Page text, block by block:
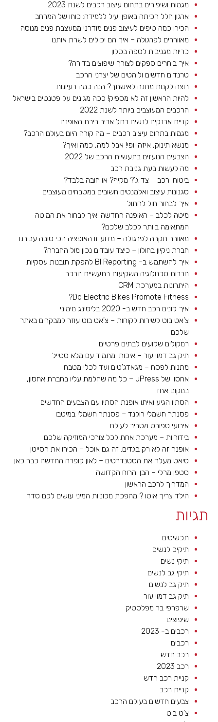
מגמות ושיפורים בתחום עיצוב רכבים לשנת 2023
ארגון חלל הכיתה באופן יעיל ללמידה: כוחו של המרחב
הכירו כמה טיפים לעיצוב פנים מודרני ממעצבת פנים מנוסה
מאווררים לפרגולה – איך הם יכולים לשרת אותנו
כריות מגניבות לספה בסלון
איך בוחרים ספקים לצורך שיפוצים בדירה?
טרנדים חדשים ולוהטים של יצרני הרכב
רוצה לקנות מתנה לאישתך? הנה כמה רעיונות
להיות הראשון זה לא מספיק! ככה מגינים על פטנטים בישראל
הרכבים המעוצבים ביותר לשנת 2022
קניית ארנקים לנשים בתל אביב בירת האופנה
מגמות בתחום עיצוב רכבים – מה קורה היום בעולם הרכב?
מנשא תינוק, איזה יופי! אבל למה, כמה ואיך?
הצבעים הנועזים בתעשיית הרכב של 2022
מה לעשות בעת גניבת רכב
ביטוחי רכב – צד ג'? מקיף? או חובה בלבד?
סגנונות עיצוב ואלמנטים חשובים במטבחים מעוצבים
איך לבחור חול לחתול
מיטה לכלב – האופנה החדשה! איך לבחור את המיטה
המתאימה ביותר לכלב שלכם?
מאוורר תקרה לפרגולה – מדוע זו האופציה הכי טובה עבורנו
חברת ניקיון בחולון – כיצד עובדים נכון מול החברה?
איך להשתמש ב- BI Reporting להפקת תובנות עסקיות
חברות טכנולוגיה משקיעות בתעשיית הרכב
היתרונות במערכת CRM
Do Electric Bikes Promote Fitness?
איך קונים רכב חדש ב- 2020 בליסינג מימוני
צ'אט בוט לשירות לקוחות – צ'אט בוט עוזר למבקרים באתר
שלכם
רמקולים שקועים לבתים פרטיים
תיק גב דמוי עור – איכותי מתמיד עם מלא סטייל
מתנות לפסח – מגאדג'טים ועד לכלי מטבח
אחסון של uPress – כל מה שחלמת עליו בחברת אחסון,
במקום אחד
הסתיו הגיע ואיתו אופנת הסתיו עם הצבעים החדשים
פסנתר חשמלי רולנד – פסנתר חשמלי במיטבו
אירועי ספורט מסביב לעולם
בידוריות – מערכת אחת לכל צורכי המוזיקה שלכם
אופנה זה לא רק בגדים. זה גם אוכל – הכירו את הסייטן
סיאט מעלה את הסטנדרטים – לאון קופרה החדשה כבר כאן
סטפן מרלי – הבן והרוח הקדושה
המדריך לרכב הראשון
הילד צריך אוטו ? מהפכת מכוניות המיני עושים לכם סדר
תגיות
תכשיטים
תיקים לנשים
תיקי נשים
תיקי גב לנשים
תיק גב לנשים
תיק גב דמוי עור
שרפרפי בר מפלסטיק
שיפוצים
רכבים ב- 2023
רכבים
רכב חדש
רכב 2023
קניית רכב חדש
קניית רכב
צבעים חדשים בעולם הרכב
צ'ט בוט